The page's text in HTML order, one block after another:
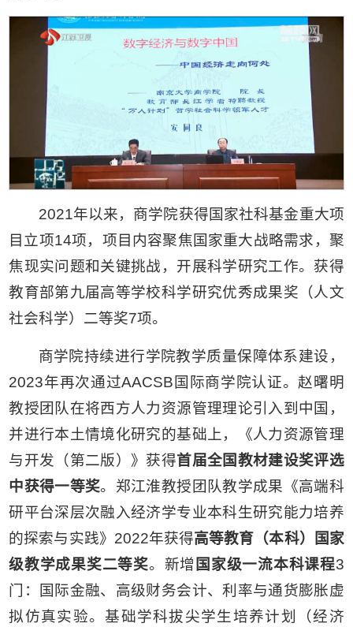
2021年以来，商学院获得国家社科基金重大项
目立项14项，项目内容聚焦国家重大战略需求，聚
焦现实问题和关键挑战，开展科学研究工作。获得
教育部第九届高等学校科学研究优秀成果奖（人文
社会科学）二等奖7项。
商学院持续进行学院教学质量保障体系建设，
2023年再次通过AACSB国际商学院认证。赵曙明
教授团队在将西方人力资源管理理论引入到中国，
并进行本土情境化研究的基础上，《人力资源管理
与开发（第二版）》获得首届全国教材建设奖评选
中获得一等奖。郑江淮教授团队教学成果《高端科
研平台深层次融入经济学专业本科生研究能力培养
的探索与实践》2022年获得高等教育（本科）国家
级教学成果奖二等奖。新增 国家级一流本科课程3
门：国际金融、高级财务会计、利率与通货膨胀虚
拟仿真实验。基础学科拔尖学生培养计划（经济